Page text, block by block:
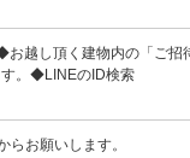
越し頂く建物内の「ご招
す。◆LINEのID検索
お願いします。